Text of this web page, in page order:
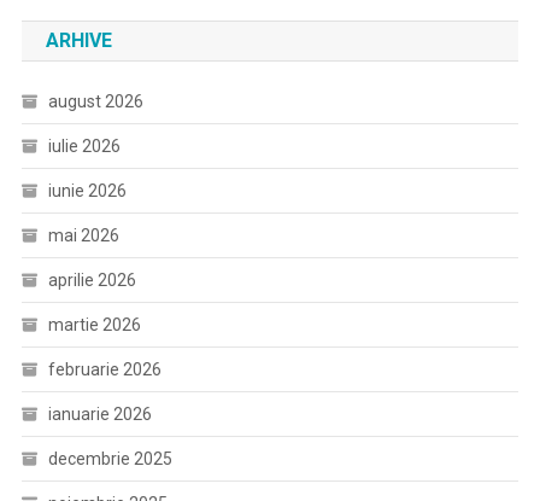
ARHIVE
august 2026
iulie 2026
iunie 2026
mai 2026
aprilie 2026
martie 2026
februarie 2026
ianuarie 2026
decembrie 2025